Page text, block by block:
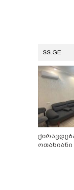
SS.GE
ოთახიანი